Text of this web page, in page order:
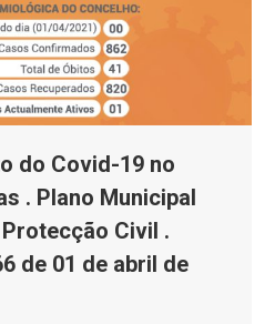
do Covid-19 no
. Plano Municipal
Civil .
de 01 de abril de